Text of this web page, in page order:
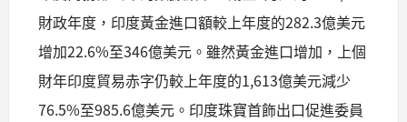
財政年度，印度黃金進口額較上年度的282.3億美元
增加22.6%至346億美元。雖然黃金進口增加，上個
財年印度貿易赤字仍較上年度的1,613億美元減少
76.5%至985.6億美元。印度珠寶首飾出口促進委員